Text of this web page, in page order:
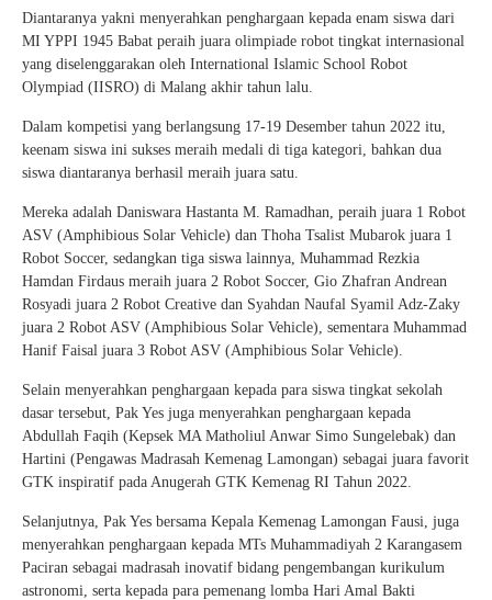
Diantaranya yakni menyerahkan penghargaan kepada enam siswa dari
MI YPPI 1945 Babat peraih juara olimpiade robot tingkat internasional
yang diselenggarakan oleh International Islamic School Robot
Olympiad (IISRO) di Malang akhir tahun lalu.
Dalam kompetisi yang berlangsung 17-19 Desember tahun 2022 itu,
keenam siswa ini sukses meraih medali di tiga kategori, bahkan dua
siswa diantaranya berhasil meraih juara satu.
Mereka adalah Daniswara Hastanta M. Ramadhan, peraih juara 1 Robot
ASV (Amphibious Solar Vehicle) dan Thoha Tsalist Mubarok juara 1
Robot Soccer, sedangkan tiga siswa lainnya, Muhammad Rezkia
Hamdan Firdaus meraih juara 2 Robot Soccer, Gio Zhafran Andrean
Rosyadi juara 2 Robot Creative dan Syahdan Naufal Syamil Adz-Zaky
juara 2 Robot ASV (Amphibious Solar Vehicle), sementara Muhammad
Hanif Faisal juara 3 Robot ASV (Amphibious Solar Vehicle).
Selain menyerahkan penghargaan kepada para siswa tingkat sekolah
dasar tersebut, Pak Yes juga menyerahkan penghargaan kepada
Abdullah Faqih (Kepsek MA Matholiul Anwar Simo Sungelebak) dan
Hartini (Pengawas Madrasah Kemenag Lamongan) sebagai juara favorit
GTK inspiratif pada Anugerah GTK Kemenag RI Tahun 2022.
Selanjutnya, Pak Yes bersama Kepala Kemenag Lamongan Fausi, juga
menyerahkan penghargaan kepada MTs Muhammadiyah 2 Karangasem
Paciran sebagai madrasah inovatif bidang pengembangan kurikulum
astronomi, serta kepada para pemenang lomba Hari Amal Bakti